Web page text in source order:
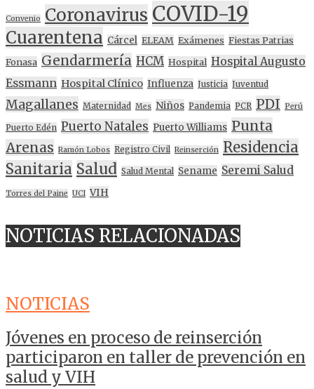
Convenio Coronavirus COVID-19
Cuarentena Cárcel ELEAM Exámenes Fiestas Patrias
Fonasa Gendarmería HCM Hospital Hospital Augusto
Essmann Hospital Clínico Influenza Justicia Juventud
Magallanes Maternidad Mes Niños Pandemia PCR PDI Perú
Puerto Edén Puerto Natales Puerto Williams Punta
Arenas Ramón Lobos Registro Civil Reinserción Residencia
Sanitaria Salud Salud Mental Sename Seremi Salud
Torres del Paine UCI VIH
NOTICIAS RELACIONADAS
NOTICIAS
Jóvenes en proceso de reinserción
participaron en taller de prevención en
salud y VIH